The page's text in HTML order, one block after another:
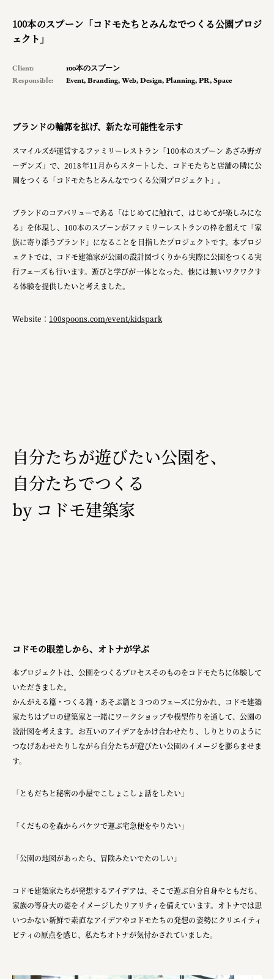
space
Smiles
100本のスプーン
メッセフランクフルト ジャパン株式会社
キリンホールディングス株式会社
ピジョン株式会社
アトラス化成株式会社
複合的な形式で実施
福山電業株式会社
株式会社ENO.STUDIO
日本商工会議所
ユウキ食品株式会社、株式会社広明通信社
株式会社ヤマサン
株式会社 マツバラ
株式会社東果堂
アトラス化成
株式会社 中日ステンドアート
ourselves
一般財団法人 伝統的工芸品産業振興協会
岡野バルブ製造株式会社
株式会社ふくや
100本のスプーン「コドモたちとみんなでつくる公園プロジ
ェクト」
Client:
100本のスプーン
Responsible:
Event,Branding,Web,Design,Planning,PR,Space
ブランドの輪郭を拡げ、新たな可能性を示す
スマイルズが運営するファミリーレストラン「100本のスプーン あざみ野ガ
ーデンズ」で、2018年11月からスタートした、コドモたちと店舗の隣に公
園をつくる「コドモたちとみんなでつくる公園プロジェクト」。
ブランドのコアバリューである「はじめてに触れて、はじめてが楽しみにな
る」を体現し、100本のスプーンがファミリーレストランの枠を超えて「家
族に寄り添うブランド」になることを目指したプロジェクトです。本プロジ
ェクトでは、コドモ建築家が公園の設計図づくりから実際に公園をつくる実
行フェーズも行います。遊びと学びが一体となった、他には無いワクワクす
る体験を提供したいと考えました。
Website： 100spoons.com/event/kidspark
自分たちが遊びたい公園を、
自分たちでつくる
by コドモ建築家
コドモの眼差しから、オトナが学ぶ
本プロジェクトは、公園をつくるプロセスそのものをコドモたちに体験して
いただきました。
かんがえる篇・つくる篇・あそぶ篇と３つのフェーズに分かれ、コドモ建築
家たちはプロの建築家と一緒にワークショップや模型作りを通して、公園の
設計図を考えます。お互いのアイデアをかけ合わせたり、しりとりのように
つなげあわせたりしながら自分たちが遊びたい公園のイメージを膨らませま
す。
「ともだちと秘密の小屋でこしょこしょ話をしたい」
「くだものを森からバケツで運ぶ宅急便をやりたい」
「公園の地図があったら、冒険みたいでたのしい」
コドモ建築家たちが発想するアイデアは、そこで遊ぶ自分自身やともだち、
家族の等身大の姿をイメージしたリアリティを備えています。オトナでは思
いつかない新鮮で素直なアイデアやコドモたちの発想の姿勢にクリエイティ
ビティの原点を感じ、私たちオトナが気付かされていました。